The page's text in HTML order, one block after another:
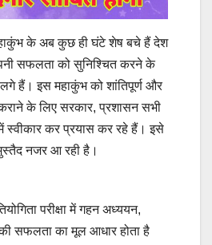
के अब कुछ ही घंटे शेष बचे हैं देश
सफलता को सुनिश्चित करने के
हैं। इस महाकुंभ को शांतिपूर्ण और
के लिए सरकार, प्रशासन सभी
कर प्रयास कर रहे हैं। इसे
नजर आ रही है।
परीक्षा में गहन अध्ययन,
की सफलता का मूल आधार होता है